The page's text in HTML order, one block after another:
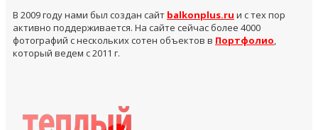
В 2009 году нами был создан сайт balkonplus.ru и с тех пор
активно поддерживается. На сайте сейчас более 4000
фотографий с нескольких сотен объектов в Портфолио,
который ведем с 2011 г.